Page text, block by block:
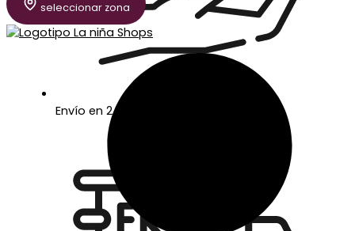
seleccionar zona
Envío en 24/48 horas laborables